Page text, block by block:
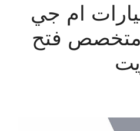
ام جي
65557275 متخصص فتح